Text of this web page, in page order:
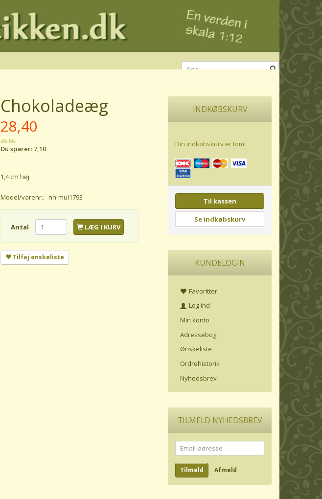
Chokoladeæg
28,40
35,50
Du sparer: 7,10
1,4 cm høj
Model/varenr.: hh-mul1793
Antal LÆG I KURV
Tilføj ønskeliste
INDKØBSKURV
Din indkøbskurv er tom!
Til kassen
Se indkøbskurv
KUNDELOGIN
Favoritter
Log ind
Min konto
Adressebog
Ønskeliste
Ordrehistorik
Nyhedsbrev
TILMELD NYHEDSBREV
Email-
adresse
Tilmeld Afmeld